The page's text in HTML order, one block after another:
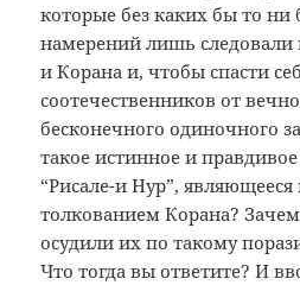
которые без каких бы то
намерений лишь следовали
и Корана и, чтобы спасти
соотечественников от
бесконечного одиночного
такое истинное и
“Рисале-и Нур”,
толкованием Корана?
осудили их по такому
Что тогда вы ответите? И